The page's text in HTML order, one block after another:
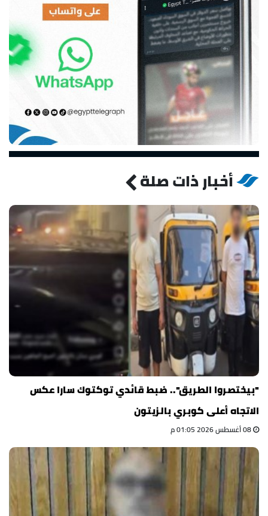
أخبار ذات صلة
"بيختصروا الطريق".. ضبط قائدي توكتوك سارا عكس
الاتجاه أعلى كوبري بالزيتون